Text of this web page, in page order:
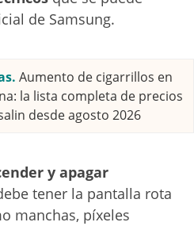
de Samsung.
Aumento de cigarrillos en
la lista completa de precios
desde agosto 2026
y apagar
tener la pantalla rota
manchas, píxeles